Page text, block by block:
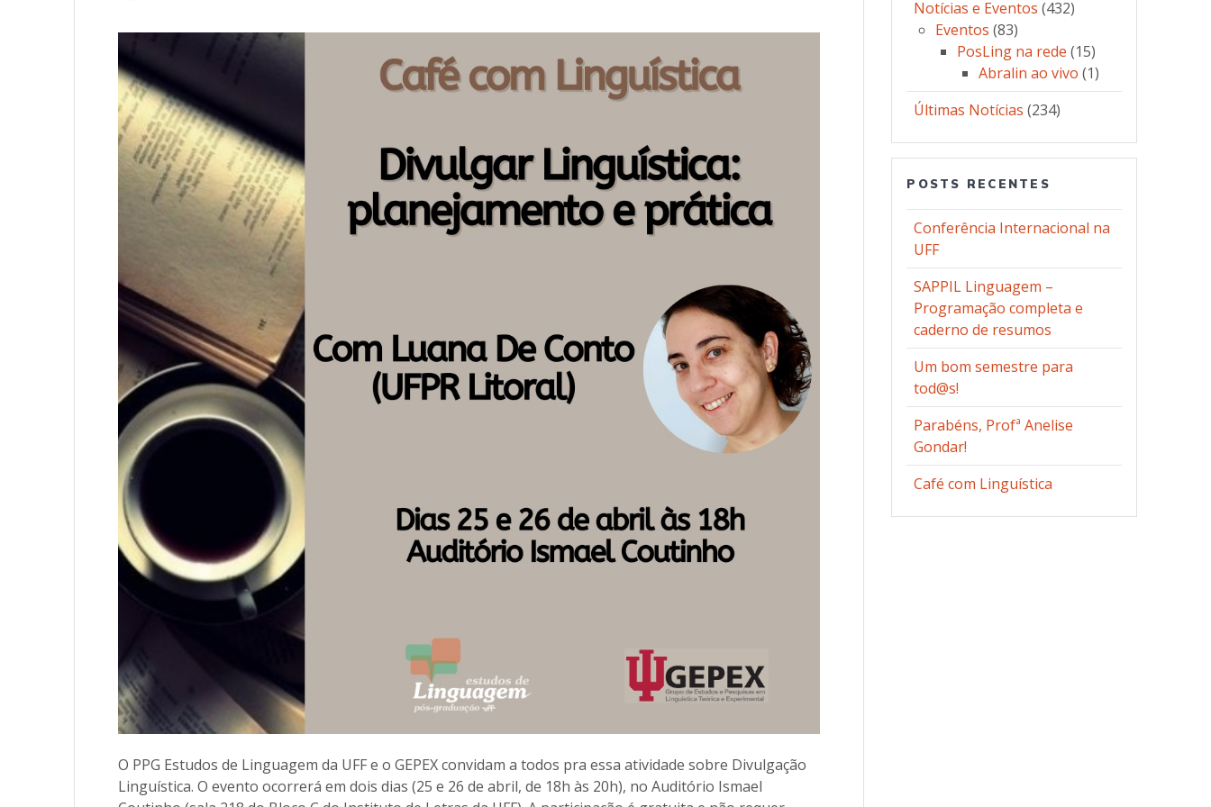
O PPG Estudos de Linguagem da UFF e o GEPEX convidam a todos pra essa atividade sobre Divulgação
Linguística. O evento ocorrerá em dois dias (25 e 26 de abril, de 18h às 20h), no Auditório Ismael
Notícias e Eventos (432)
Eventos (83)
PosLing na rede (15)
Abralin ao vivo (1)
Últimas Notícias (234)
POSTS RECENTES
Conferência Internacional na
UFF
SAPPIL Linguagem –
Programação completa e
caderno de resumos
Um bom semestre para
tod@s!
Parabéns, Profª Anelise
Gondar!
Café com Linguística